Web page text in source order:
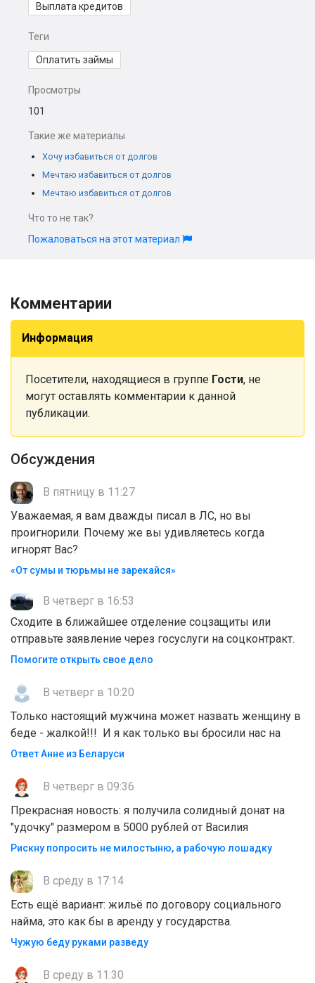
Выплата кредитов
Теги
Оплатить займы
Просмотры
101
Такие же материалы
Хочу избавиться от долгов
Мечтаю избавиться от долгов
Мечтаю избавиться от долгов
Что то не так?
Пожаловаться на этот материал
Комментарии
Информация
Посетители, находящиеся в группе Гости, не
могут оставлять комментарии к данной
публикации.
Обсуждения
В пятницу в 11:27
Уважаемая, я вам дважды писал в ЛС, но вы
проигнорили. Почему же вы удивляетесь когда
игнорят Вас?
«От сумы и тюрьмы не зарекайся»
В четверг в 16:53
Сходите в ближайшее отделение соцзащиты или
отправьте заявление через госуслуги на соцконтракт.
Помогите открыть свое дело
В четверг в 10:20
Только настоящий мужчина может назвать женщину в
беде - жалкой!!! И я как только вы бросили нас на
Ответ Анне из Беларуси
В четверг в 09:36
Прекрасная новость: я получила солидный донат на
"удочку" размером в 5000 рублей от Василия
Рискну попросить не милостыню, а рабочую лошадку
В среду в 17:14
Есть ещё вариант: жильё по договору социального
найма, это как бы в аренду у государства.
Чужую беду руками разведу
В среду в 11:30